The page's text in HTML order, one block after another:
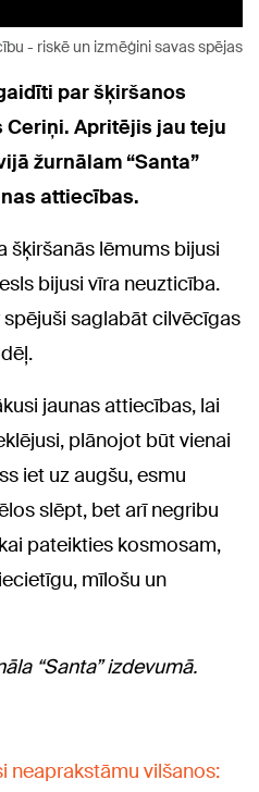
- riskē un izmēģini savas spējas
par šķiršanos
Ceriņi. Apritējis jau teju
žurnālam “Santa”
attiecības.
šķiršanās lēmums bijusi
bijusi vīra neuzticība.
saglabāt cilvēcīgas
jaunas attiecības, lai
plānojot būt vienai
iet uz augšu, esmu
slēpt, bet arī negribu
pateikties kosmosam,
mīlošu un
“Santa” izdevumā.
neaprakstāmu vilšanos: